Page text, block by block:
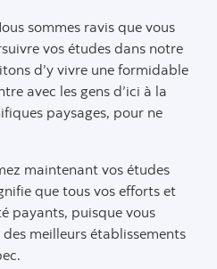
sommes ravis que vous
vos études dans notre
d’y vivre une formidable
avec les gens d’ici à la
paysages, pour ne
maintenant vos études
que tous vos efforts et
payants, puisque vous
meilleurs établissements